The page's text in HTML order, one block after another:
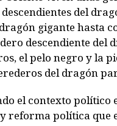
del
gigante hasta
descendiente del
el pelo negro y la
del dragón
el contexto político
reforma política que